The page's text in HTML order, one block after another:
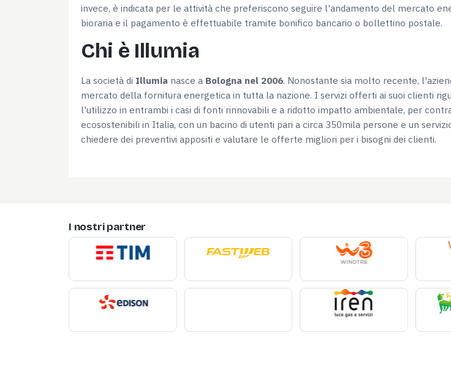
invece, è indicata per le attività che preferiscono seguire l'andamento del mercato
bioraria e il pagamento è effettuabile tramite bonifico bancario o bollettino postale.
Chi è Illumia
La società di Illumia nasce a Bologna nel 2006. Nonostante sia molto recente,
mercato della fornitura energetica in tutta la nazione. I servizi offerti ai suoi clienti
l'utilizzo in entrambi i casi di fonti rinnovabili e a ridotto impatto ambientale, per
ecosostenibili in Italia, con un bacino di utenti pari a circa 350mila persone e un
chiedere dei preventivi appositi e valutare le offerte migliori per i bisogni dei clienti.
I nostri partner